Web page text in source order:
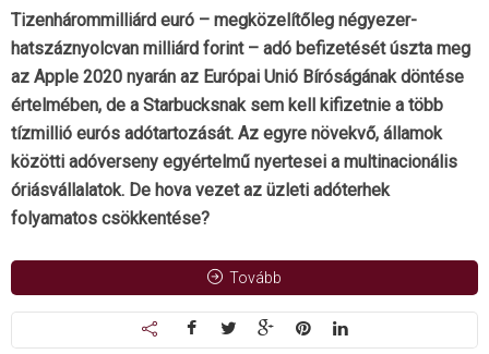
Tizenhárommilliárd euró – megközelítőleg négyezer-
hatszáznyolcvan milliárd forint – adó befizetését úszta meg
az Apple 2020 nyarán az Európai Unió Bíróságának döntése
értelmében, de a Starbucksnak sem kell kifizetnie a több
tízmillió eurós adótartozását. Az egyre növekvő, államok
közötti adóverseny egyértelmű nyertesei a multinacionális
óriásvállalatok. De hova vezet az üzleti adóterhek
folyamatos csökkentése?
Tovább